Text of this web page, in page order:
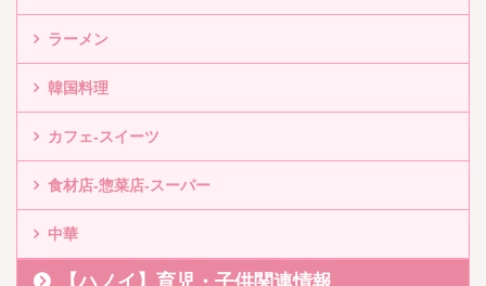
ラーメン
韓国料理
カフェ-スイーツ
食材店-惣菜店-スーパー
中華
【ハノイ】育児・子供関連情報